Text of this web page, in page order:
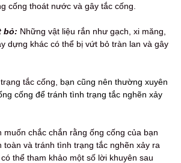
cống thoát nước và gây tắc cống.
bỏ: Những vật liệu rắn như gạch, xi măng,
dựng khác có thể bị vứt bỏ tràn lan và gây
tắc cống, bạn cũng nên thường xuyên
cống để tránh tình trạng tắc nghẽn xảy
muốn chắc chắn rằng ống cống của bạn
toàn và tránh tình trạng tắc nghẽn xảy ra
thể tham khảo một số lời khuyên sau